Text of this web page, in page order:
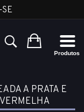
A PRATA E